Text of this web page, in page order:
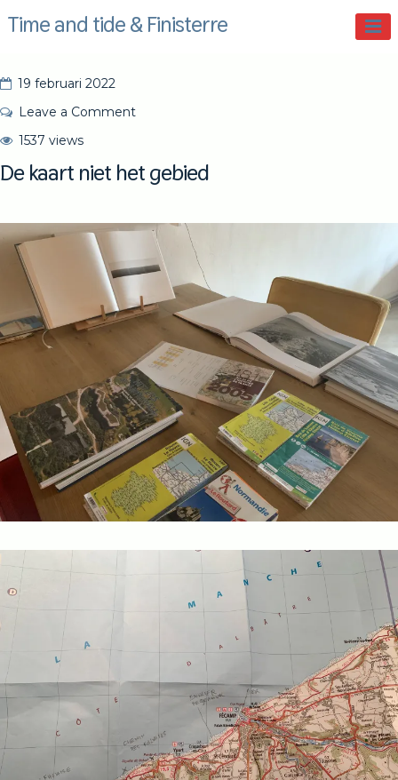
toTime and tide & Finisterre
19 februari 2022
S
e
e
S
t
Leave a Commenton
niet
gebied
1537 views
De kaart niet het gebied